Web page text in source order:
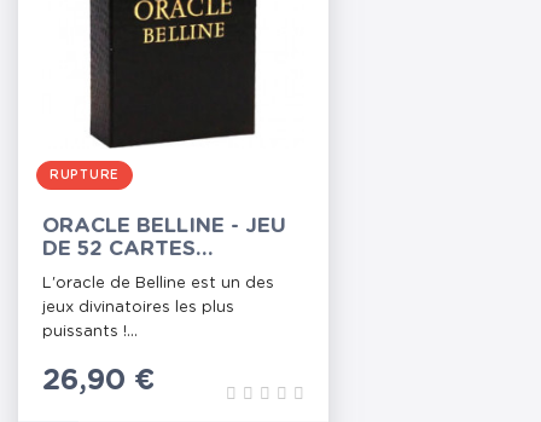
RUPTURE
ORACLE BELLINE - JEU
DE 52 CARTES
DIVINATOIRES
L'oracle de Belline est un des
jeux divinatoires les plus
puissants !...
Prix
26,90 €